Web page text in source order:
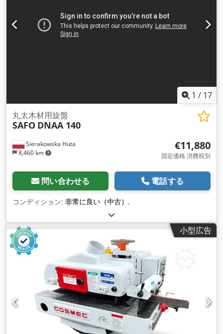
1 / 17
Sierakowska Huta
8,460 km
丸太木材用旋盤
SAFO DNAA 140
€11,880
固定価格 消費税別
問い合わせる 電話する
コンディション: 非常に良い（中古） ,
小型広告